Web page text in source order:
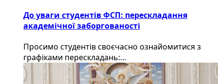
До уваги студентів ФСП: перескладання
академічної заборгованості
Просимо студентів своєчасно ознайомитися з
графіками перескладань:...